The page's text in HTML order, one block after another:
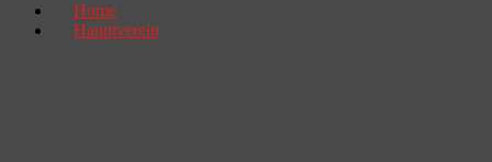
Home
Hauptverein